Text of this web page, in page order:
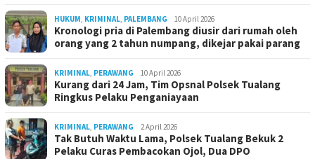
HUKUM, KRIMINAL, PALEMBANG 10 April 2026
Kronologi pria di Palembang diusir dari rumah oleh
orang yang 2 tahun numpang, dikejar pakai parang
KRIMINAL, PERAWANG 10 April 2026
Kurang dari 24 Jam, Tim Opsnal Polsek Tualang
Ringkus Pelaku Penganiayaan
KRIMINAL, PERAWANG 2 April 2026
Tak Butuh Waktu Lama, Polsek Tualang Bekuk 2
Pelaku Curas Pembacokan Ojol, Dua DPO